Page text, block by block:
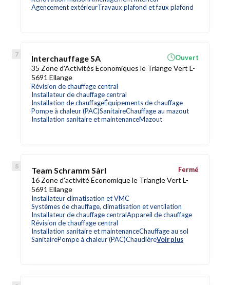
Agencement extérieurTravaux plafond et faux plafond
Interchauffage SA
35 Zone d'Activités Economiques le Triange Vert L-
5691 Ellange
Révision de chauffage central
Installateur de chauffage central
Installation de chauffageÉquipements de chauffage
Pompe à chaleur (PAC)SanitaireChauffage au mazout
Installation sanitaire et maintenanceMazout
Ouvert
Team Schramm Sàrl
16 Zone d'activité Économique le Triangle Vert L-
5691 Ellange
Installateur climatisation et VMC
Systèmes de chauffage, climatisation et ventilation
Installateur de chauffage centralAppareil de chauffage
Révision de chauffage central
Installation sanitaire et maintenanceChauffage au sol
SanitairePompe à chaleur (PAC)ChaudièreVoir plus
Fermé